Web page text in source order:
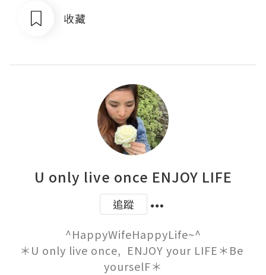
收藏
U only live once ENJOY LIFE
追蹤
^HappyWifeHappyLife~^
＊U only live once,  ENJOY your LIFE＊Be
yourselF＊